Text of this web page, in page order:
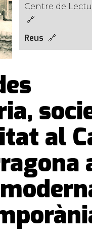
Centre de
Reus
al